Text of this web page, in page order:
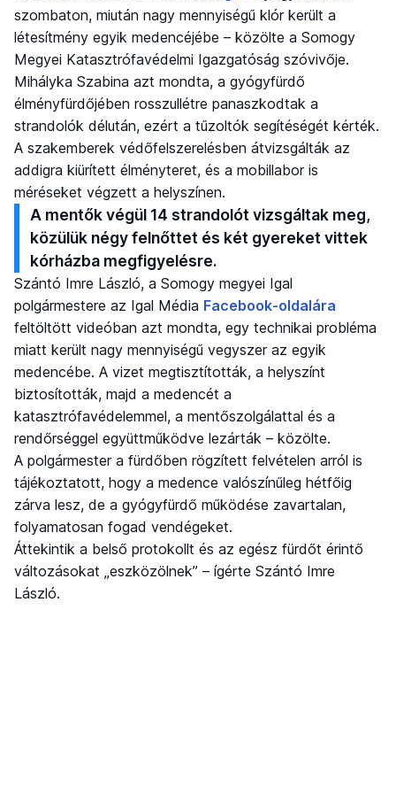
szombaton, miután nagy mennyiségű klór került a
létesítmény egyik medencéjébe – közölte a Somogy
Megyei Katasztrófavédelmi Igazgatóság szóvivője.
Mihályka Szabina azt mondta, a gyógyfürdő
élményfürdőjében rosszullétre panaszkodtak a
strandolók délután, ezért a tűzoltók segítéségét kérték.
A szakemberek védőfelszerelésben átvizsgálták az
addigra kiürített élményteret, és a mobillabor is
méréseket végzett a helyszínen.
A mentők végül 14 strandolót vizsgáltak meg,
közülük négy felnőttet és két gyereket vittek
kórházba megfigyelésre.
Szántó Imre László, a Somogy megyei Igal
polgármestere az Igal Média Facebook-oldalára
feltöltött videóban azt mondta, egy technikai probléma
miatt került nagy mennyiségű vegyszer az egyik
medencébe. A vizet megtisztították, a helyszínt
biztosították, majd a medencét a
katasztrófavédelemmel, a mentőszolgálattal és a
rendőrséggel együttműködve lezárták – közölte.
A polgármester a fürdőben rögzített felvételen arról is
tájékoztatott, hogy a medence valószínűleg hétfőig
zárva lesz, de a gyógyfürdő működése zavartalan,
folyamatosan fogad vendégeket.
Áttekintik a belső protokollt és az egész fürdőt érintő
változásokat „eszközölnek” – ígérte Szántó Imre
László.